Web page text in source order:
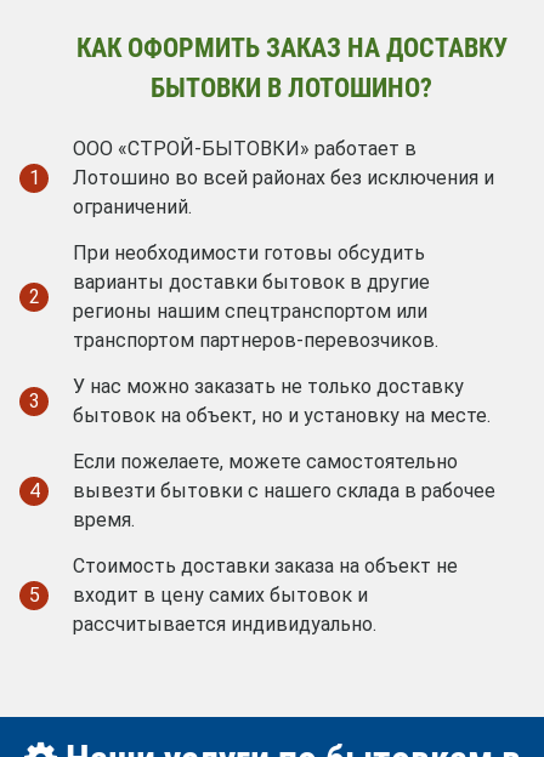
КАК ОФОРМИТЬ ЗАКАЗ НА ДОСТАВКУ
БЫТОВКИ В ЛОТОШИНО?
1
ООО «СТРОЙ-БЫТОВКИ» работает в
Лотошино во всей районах без исключения и
ограничений.
2
При необходимости готовы обсудить
варианты доставки бытовок в другие
регионы нашим спецтранспортом или
транспортом партнеров-перевозчиков.
3
У нас можно заказать не только доставку
бытовок на объект, но и установку на месте.
4
Если пожелаете, можете самостоятельно
вывезти бытовки с нашего склада в рабочее
время.
5
Стоимость доставки заказа на объект не
входит в цену самих бытовок и
рассчитывается индивидуально.